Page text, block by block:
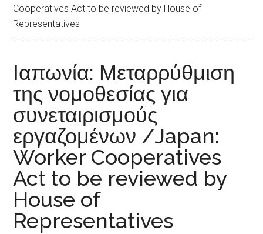
Cooperatives Act to be reviewed by House of
Representatives
Ιαπωνία: Μεταρρύθμιση
της νομοθεσίας για
συνεταιρισμούς
εργαζομένων /Japan:
Worker Cooperatives
Act to be reviewed by
House of
Representatives